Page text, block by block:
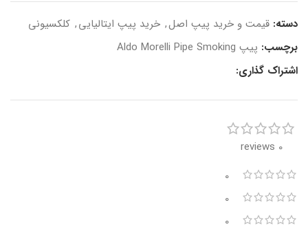
دسته: قیمت و خرید پیپ اصل, خرید پیپ ایتالیایی, کلکسیونی
برچسب: پیپ Aldo Morelli Pipe Smoking
اشتراک گذاری:
0 reviews
0
0
0